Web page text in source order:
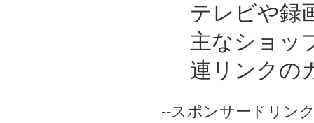
テレビや録
主なショッ
連リンクの
--スポンサードリン